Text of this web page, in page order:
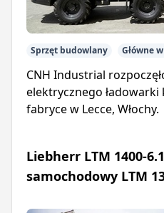
Sprzęt budowlany Główne
CNH Industrial
elektrycznego ładowarki
fabryce w Lecce, Włochy.
Liebherr LTM 1400-
samochodowy LTM